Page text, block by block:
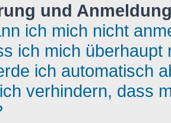
und
ich mich nicht
ich mich überhaupt
ich automatisch
verhindern, dass